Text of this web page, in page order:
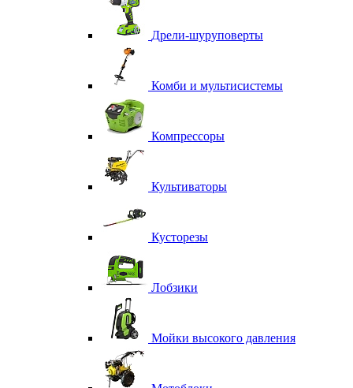
Дрели-шуруповерты
Комби и мультисистемы
Компрессоры
Культиваторы
Кусторезы
Лобзики
Мойки высокого давления